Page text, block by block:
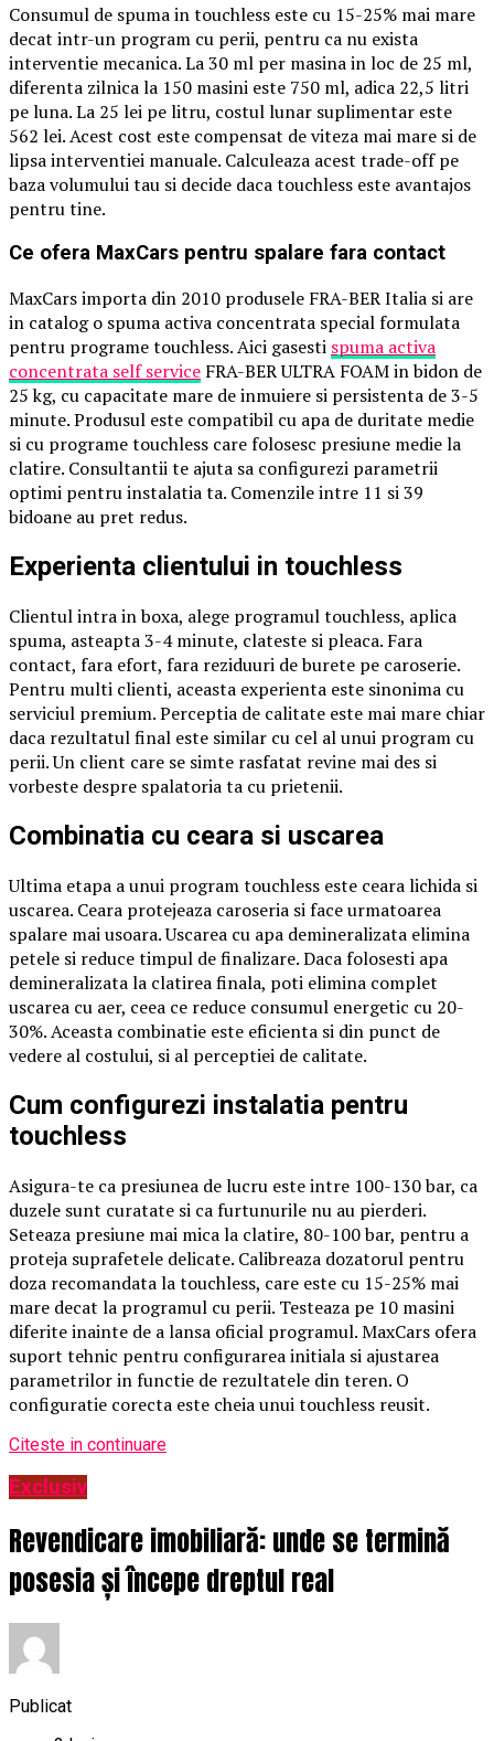
Consumul de spuma in touchless este cu 15-25% mai mare
decat intr-un program cu perii, pentru ca nu exista
interventie mecanica. La 30 ml per masina in loc de 25 ml,
diferenta zilnica la 150 masini este 750 ml, adica 22,5 litri
pe luna. La 25 lei pe litru, costul lunar suplimentar este
562 lei. Acest cost este compensat de viteza mai mare si de
lipsa interventiei manuale. Calculeaza acest trade-off pe
baza volumului tau si decide daca touchless este avantajos
pentru tine.
Ce ofera MaxCars pentru spalare fara contact
MaxCars importa din 2010 produsele FRA-BER Italia si are
in catalog o spuma activa concentrata special formulata
pentru programe touchless. Aici gasesti spuma activa
concentrata self service FRA-BER ULTRA FOAM in bidon de
25 kg, cu capacitate mare de inmuiere si persistenta de 3-5
minute. Produsul este compatibil cu apa de duritate medie
si cu programe touchless care folosesc presiune medie la
clatire. Consultantii te ajuta sa configurezi parametrii
optimi pentru instalatia ta. Comenzile intre 11 si 39
bidoane au pret redus.
Experienta clientului in touchless
Clientul intra in boxa, alege programul touchless, aplica
spuma, asteapta 3-4 minute, clateste si pleaca. Fara
contact, fara efort, fara reziduuri de burete pe caroserie.
Pentru multi clienti, aceasta experienta este sinonima cu
serviciul premium. Perceptia de calitate este mai mare chiar
daca rezultatul final este similar cu cel al unui program cu
perii. Un client care se simte rasfatat revine mai des si
vorbeste despre spalatoria ta cu prietenii.
Combinatia cu ceara si uscarea
Ultima etapa a unui program touchless este ceara lichida si
uscarea. Ceara protejeaza caroseria si face urmatoarea
spalare mai usoara. Uscarea cu apa demineralizata elimina
petele si reduce timpul de finalizare. Daca folosesti apa
demineralizata la clatirea finala, poti elimina complet
uscarea cu aer, ceea ce reduce consumul energetic cu 20-
30%. Aceasta combinatie este eficienta si din punct de
vedere al costului, si al perceptiei de calitate.
Cum configurezi instalatia pentru
touchless
Asigura-te ca presiunea de lucru este intre 100-130 bar, ca
duzele sunt curatate si ca furtunurile nu au pierderi.
Seteaza presiune mai mica la clatire, 80-100 bar, pentru a
proteja suprafetele delicate. Calibreaza dozatorul pentru
doza recomandata la touchless, care este cu 15-25% mai
mare decat la programul cu perii. Testeaza pe 10 masini
diferite inainte de a lansa oficial programul. MaxCars ofera
suport tehnic pentru configurarea initiala si ajustarea
parametrilor in functie de rezultatele din teren. O
configuratie corecta este cheia unui touchless reusit.
Citeste in continuare
Exclusiv
Revendicare imobiliară: unde se termină
posesia și începe dreptul real
Publicat